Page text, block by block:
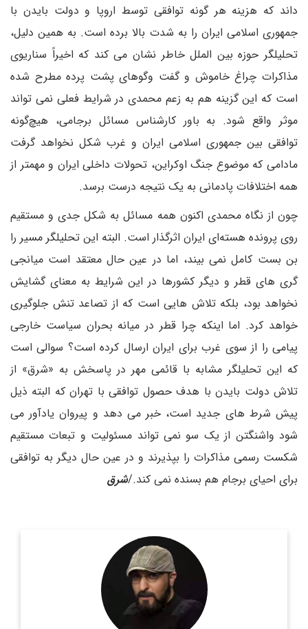
داند که هزینه هر گونه توافقی توسط اروپا و دولت بایدن با
جمهوری اسلامی ایران را به شدت بالا برده است. به همین دلیل،
تحلیلگر حوزه بین الملل خاطر نشان می کند که اخیراً سناریوی
مذاکرات چراغ خاموش و گفت وگوهای پشت پرده مطرح شده
است که این گزینه هم به زعم محمدی در شرایط فعلی نمی تواند
موثر واقع شود. به باور کارشناس مسائل برجامی، هیچ‌گونه
توافقی بین جمهوری اسلامی ایران و غرب شکل نخواهد گرفت
مادامی که موضوع جنگ اوکراین، تحولات داخلی ایران و مهمتر از
همه اختلافات پادمانی به یک نتیجه درست برسد.
چون از نگاه محمدی اکنون همه مسائل به شکل جدی و مستقیم
روی پرونده هسته‌ای ایران اثرگذار است. البته این تحلیلگر مسیر را
بن بست کامل نمی بیند، اما در عین حال معتقد است میانجی
گری های قطر و دیگر کشورها در این شرایط به معنای گشایش
نخواهد بود، بلکه تلاش هایی است که از تصاعد تنش جلوگیری
خواهد کرد. اما اینکه چرا قطر در میانه بحران سیاست خارجی
پیامی را از سوی غرب برای ایران ارسال کرده است؟ سوالی است
که این تحلیلگر مشابه با قائمی مهر در پاسخش به «شرق» از
تلاش دولت بایدن با هدف حصول توافقی با تهران که البته ذیل
پیش شرط های جدید است، خبر می دهد و پیروان یادآور می
شود واشنگتن از یک سو نمی تواند مسئولیت و تبعات مستقیم
شکست رسمی مذاکرات را بپذیرند و در عین حال دیگر به توافقی
برای احیای برجام هم بسنده نمی کند./شرق
روزنامه نگار و کارشناس ارشد روزنامه نگاری سیاسی و عضو
تحریریه دیپلماسی ایرانی.
اطلاعات بیشتر